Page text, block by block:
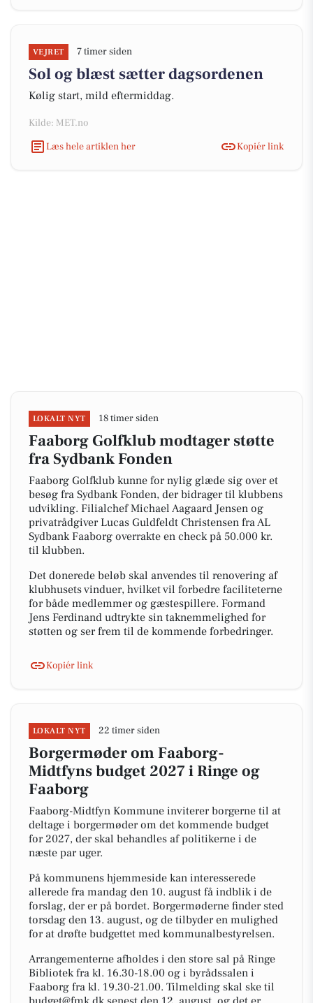
VEJRET 7 timer siden
Sol og blæst sætter dagsordenen
Kølig start, mild eftermiddag.
Kilde: MET.no
Læs hele artiklen her
Kopiér link
LOKALT NYT 18 timer siden
Faaborg Golfklub modtager støtte
fra Sydbank Fonden
Faaborg Golfklub kunne for nylig glæde sig over et
besøg fra Sydbank Fonden, der bidrager til klubbens
udvikling. Filialchef Michael Aagaard Jensen og
privatrådgiver Lucas Guldfeldt Christensen fra AL
Sydbank Faaborg overrakte en check på 50.000 kr.
til klubben.
Det donerede beløb skal anvendes til renovering af
klubhusets vinduer, hvilket vil forbedre faciliteterne
for både medlemmer og gæstespillere. Formand
Jens Ferdinand udtrykte sin taknemmelighed for
støtten og ser frem til de kommende forbedringer.
Kopiér link
LOKALT NYT 22 timer siden
Borgermøder om Faaborg-
Midtfyns budget 2027 i Ringe og
Faaborg
Faaborg-Midtfyn Kommune inviterer borgerne til at
deltage i borgermøder om det kommende budget
for 2027, der skal behandles af politikerne i de
næste par uger.
På kommunens hjemmeside kan interesserede
allerede fra mandag den 10. august få indblik i de
forslag, der er på bordet. Borgermøderne finder sted
torsdag den 13. august, og de tilbyder en mulighed
for at drøfte budgettet med kommunalbestyrelsen.
Arrangementerne afholdes i den store sal på Ringe
Bibliotek fra kl. 16.30-18.00 og i byrådssalen i
Faaborg fra kl. 19.30-21.00. Tilmelding skal ske til